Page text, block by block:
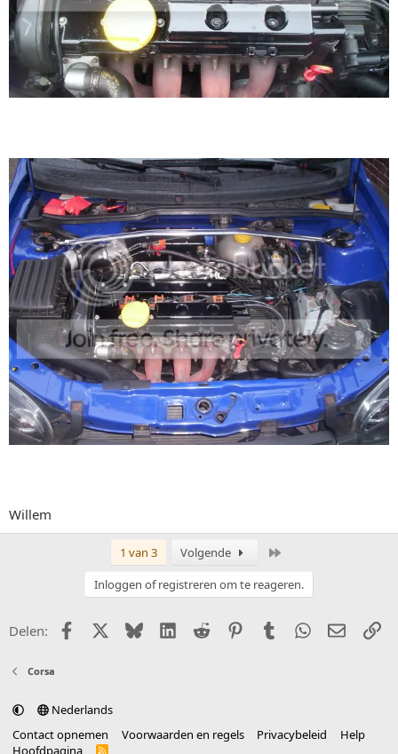
Willem
1 van 3 Volgende
Inloggen of registreren om te reageren.
Delen: FacebookX (Twitter)
BlueskyLinkedIn
Reddit PinterestTumblr WhatsApp
E-mail
Corsa
Nederlands
Contact opnemen
Voorwaarden en regels Privacybeleid
Help
Hoofdpagina
R